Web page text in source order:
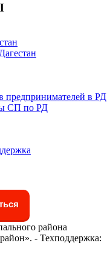
предпринимателей в РД
СП по РД
района
- Техподдержка: